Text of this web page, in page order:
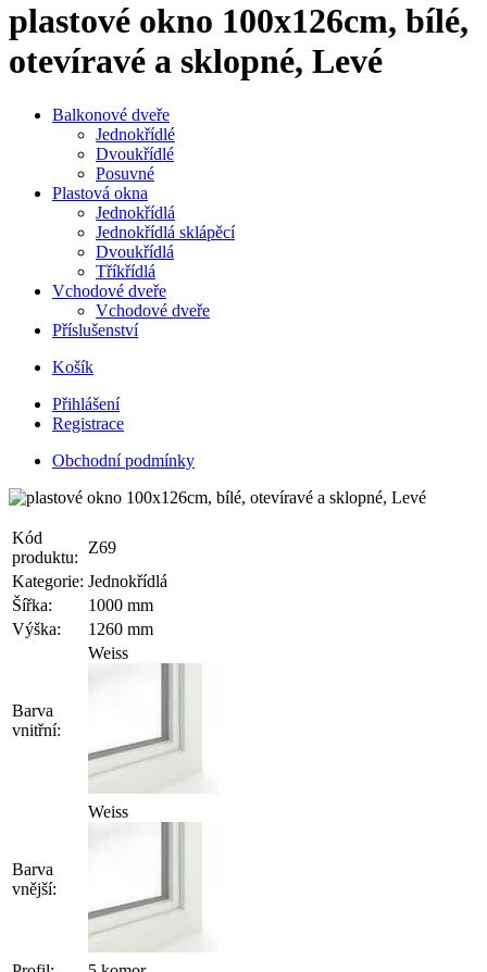
plastové okno 100x126cm, bílé,
otevíravé a sklopné, Levé
Balkonové dveře
Jednokřídlé
Dvoukřídlé
Posuvné
Plastová okna
Jednokřídlá
Jednokřídlá sklápěcí
Dvoukřídlá
Tříkřídlá
Vchodové dveře
Vchodové dveře
Příslušenství
Košík
Přihlášení
Registrace
Obchodní podmínky
Kód
produktu:
Z69
Kategorie: Jednokřídlá
Šířka:
1000 mm
Výška:
1260 mm
Barva
vnitřní:
Weiss
Barva
vnější:
Weiss